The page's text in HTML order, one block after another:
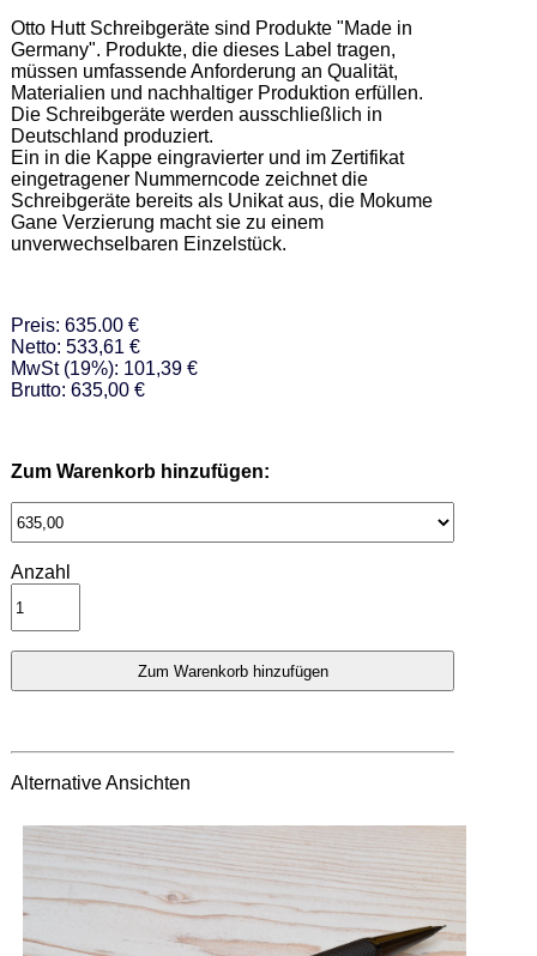
Otto Hutt Schreibgeräte sind Produkte "Made in
Germany". Produkte, die dieses Label tragen,
müssen umfassende Anforderung an Qualität,
Materialien und nachhaltiger Produktion erfüllen.
Die Schreibgeräte werden ausschließlich in
Deutschland produziert.
Ein in die Kappe eingravierter und im Zertifikat
eingetragener Nummerncode zeichnet die
Schreibgeräte bereits als Unikat aus, die Mokume
Gane Verzierung macht sie zu einem
unverwechselbaren Einzelstück.
Preis: 635.00 €
Netto: 533,61 €
MwSt (19%): 101,39 €
Brutto: 635,00 €
Zum Warenkorb hinzufügen:
Anzahl
Alternative Ansichten